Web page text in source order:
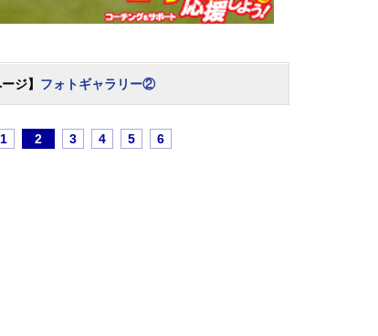
ジ】 フォトギャラリー②
1 2 3 4 5 6